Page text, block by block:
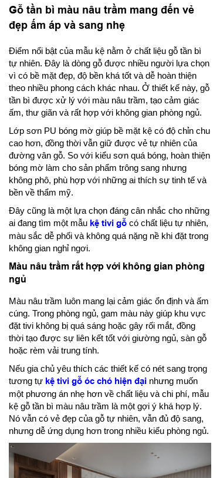
Gỗ tần bì màu nâu trầm mang đến vẻ
đẹp ấm áp và sang nhẹ
Điểm nổi bật của mẫu kệ nằm ở chất liệu gỗ tần bì
tự nhiên. Đây là dòng gỗ được nhiều người lựa chọn
vì có bề mặt đẹp, độ bền khá tốt và dễ hoàn thiện
theo nhiều phong cách khác nhau. Ở thiết kế này, gỗ
tần bì được xử lý với màu nâu trầm, tạo cảm giác
ấm, thư giãn và rất hợp với không gian phòng ngủ.
Lớp sơn PU bóng mờ giúp bề mặt kệ có độ chỉn chu
cao hơn, đồng thời vẫn giữ được vẻ tự nhiên của
đường vân gỗ. So với kiểu sơn quá bóng, hoàn thiện
bóng mờ làm cho sản phẩm trông sang nhưng
không phô, phù hợp với những ai thích sự tinh tế và
bền về thẩm mỹ.
Đây cũng là một lựa chọn đáng cân nhắc cho những
ai đang tìm một mẫu kệ tivi gỗ có chất liệu tự nhiên,
màu sắc dễ phối và không quá nặng nề khi đặt trong
không gian nghỉ ngơi.
Màu nâu trầm rất hợp với không gian phòng
ngủ
Màu nâu trầm luôn mang lại cảm giác ổn định và ấm
cúng. Trong phòng ngủ, gam màu này giúp khu vực
đặt tivi không bị quá sáng hoặc gây rối mắt, đồng
thời tạo được sự liên kết tốt với giường ngủ, sàn gỗ
hoặc rèm vải trung tính.
Nếu gia chủ yêu thích các thiết kế có nét sang trọng
tương tự kệ tivi gỗ óc chó hiện đại nhưng muốn
một phương án nhẹ hơn về chất liệu và chi phí, mẫu
kệ gỗ tần bì màu nâu trầm là một gợi ý khá hợp lý.
Nó vẫn có vẻ đẹp của gỗ tự nhiên, vẫn đủ độ sang,
nhưng dễ ứng dụng hơn trong nhiều kiểu phòng ngủ.